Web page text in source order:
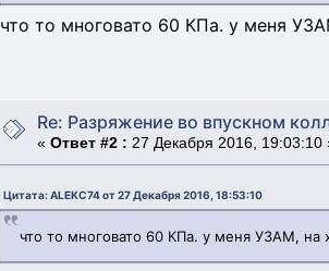
что то многовато 60 КПа. у меня
Re: Разряжение во впускном
« Ответ #2 : 27 Декабря 2016, 19:03:10
Цитата: ALEKC74 от 27 Декабря 2016, 18:53:10
что то многовато 60 КПа. у меня УЗАМ, на